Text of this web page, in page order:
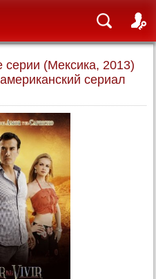
серии (Мексика, 2013)
сериал